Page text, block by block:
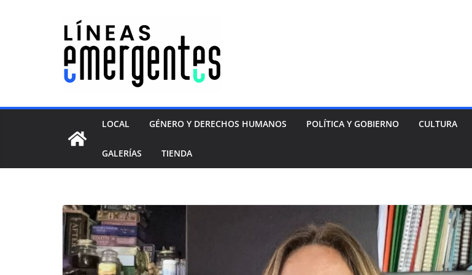
LOCAL GÉNERO Y DERECHOS HUMANOS POLÍTICA Y GOBIERNO CULTURA
GALERÍAS TIENDA